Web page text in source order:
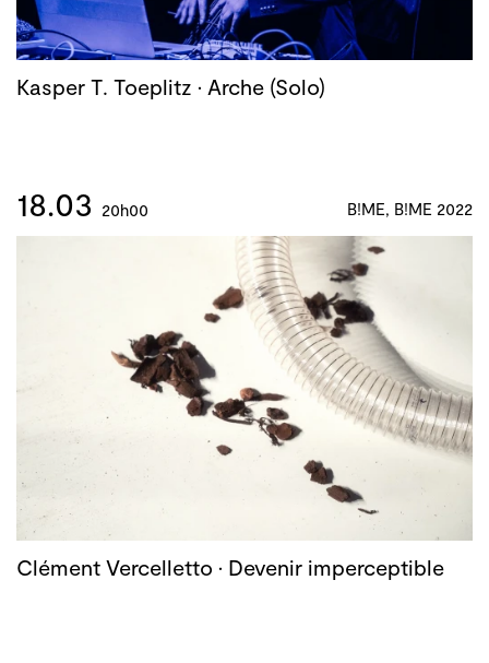
Kasper T. Toeplitz · Arche (Solo)
18.03 20h00 B!ME, B!ME 2022
Clément Vercelletto · Devenir imperceptible